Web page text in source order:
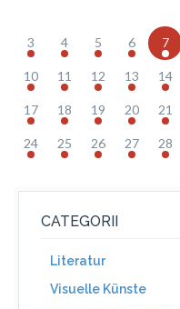
3 4 5 6 7
10 11 12 13 14
17 18 19 20 21
24 25 26 27 28
CATEGORII
Literatur
Visuelle Künste